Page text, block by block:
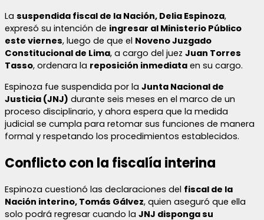
La suspendida fiscal de la Nación, Delia Espinoza,
expresó su intención de ingresar al Ministerio Público
este viernes, luego de que el Noveno Juzgado
Constitucional de Lima, a cargo del juez Juan Torres
Tasso, ordenara la reposición inmediata en su cargo.
Espinoza fue suspendida por la Junta Nacional de
Justicia (JNJ) durante seis meses en el marco de un
proceso disciplinario, y ahora espera que la medida
judicial se cumpla para retomar sus funciones de manera
formal y respetando los procedimientos establecidos.
Conflicto con la fiscalía interina
Espinoza cuestionó las declaraciones del fiscal de la
Nación interino, Tomás Gálvez, quien aseguró que ella
solo podrá regresar cuando la JNJ disponga su